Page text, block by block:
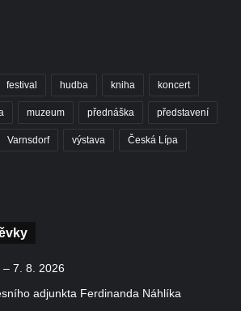
festival hudba kniha koncert
muzeum přednáška představení
Varnsdorf výstava Česká Lípa
– 7. 8. 2026
adjunkta Ferdinanda Náhlíka